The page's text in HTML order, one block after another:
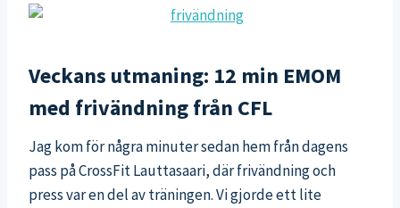
Veckans utmaning: 12 min EMOM
med frivändning från CFL
Jag kom för några minuter sedan hem från dagens
pass på CrossFit Lauttasaari, där frivändning och
press var en del av träningen. Vi gjorde ett lite